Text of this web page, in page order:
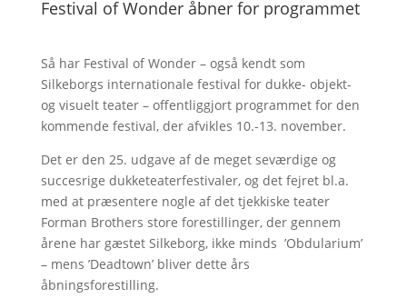
Festival of Wonder åbner for programmet
Så har Festival of Wonder – også kendt som
Silkeborgs internationale festival for dukke- objekt-
og visuelt teater – offentliggjort programmet for den
kommende festival, der afvikles 10.-13. november.
Det er den 25. udgave af de meget seværdige og
succesrige dukketeaterfestivaler, og det fejret bl.a.
med at præsentere nogle af det tjekkiske teater
Forman Brothers store forestillinger, der gennem
årene har gæstet Silkeborg, ikke minds ’Obdularium’
– mens ’Deadtown’ bliver dette års
åbningsforestilling.